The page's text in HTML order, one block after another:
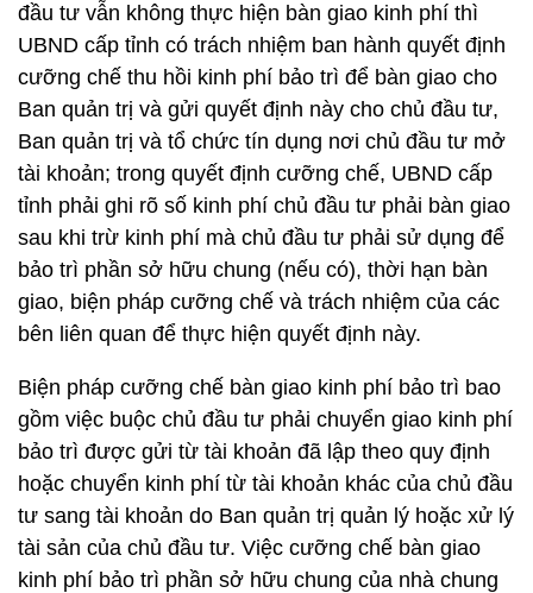
đầu tư vẫn không thực hiện bàn giao kinh phí thì
UBND cấp tỉnh có trách nhiệm ban hành quyết định
cưỡng chế thu hồi kinh phí bảo trì để bàn giao cho
Ban quản trị và gửi quyết định này cho chủ đầu tư,
Ban quản trị và tổ chức tín dụng nơi chủ đầu tư mở
tài khoản; trong quyết định cưỡng chế, UBND cấp
tỉnh phải ghi rõ số kinh phí chủ đầu tư phải bàn giao
sau khi trừ kinh phí mà chủ đầu tư phải sử dụng để
bảo trì phần sở hữu chung (nếu có), thời hạn bàn
giao, biện pháp cưỡng chế và trách nhiệm của các
bên liên quan để thực hiện quyết định này.
Biện pháp cưỡng chế bàn giao kinh phí bảo trì bao
gồm việc buộc chủ đầu tư phải chuyển giao kinh phí
bảo trì được gửi từ tài khoản đã lập theo quy định
hoặc chuyển kinh phí từ tài khoản khác của chủ đầu
tư sang tài khoản do Ban quản trị quản lý hoặc xử lý
tài sản của chủ đầu tư. Việc cưỡng chế bàn giao
kinh phí bảo trì phần sở hữu chung của nhà chung